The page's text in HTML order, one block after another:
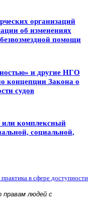
организаций
об изменениях
помощи
и другие НГО
концепции Закона о
судов
или комплексный
социальной,
в сфере доступности
правам людей с